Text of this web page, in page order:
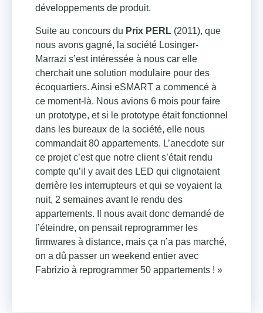
développements de produit.
Suite au concours du Prix PERL (2011), que
nous avons gagné, la société Losinger-
Marrazi s’est intéressée à nous car elle
cherchait une solution modulaire pour des
écoquartiers. Ainsi eSMART a commencé à
ce moment-là. Nous avions 6 mois pour faire
un prototype, et si le prototype était fonctionnel
dans les bureaux de la société, elle nous
commandait 80 appartements. L’anecdote sur
ce projet c’est que notre client s’était rendu
compte qu’il y avait des LED qui clignotaient
derrière les interrupteurs et qui se voyaient la
nuit, 2 semaines avant le rendu des
appartements. Il nous avait donc demandé de
l’éteindre, on pensait reprogrammer les
firmwares à distance, mais ça n’a pas marché,
on a dû passer un weekend entier avec
Fabrizio à reprogrammer 50 appartements ! »